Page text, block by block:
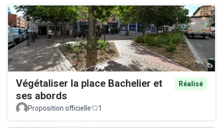
Végétaliser la place Bachelier et
ses abords
Réalisé
Proposition officielle 1